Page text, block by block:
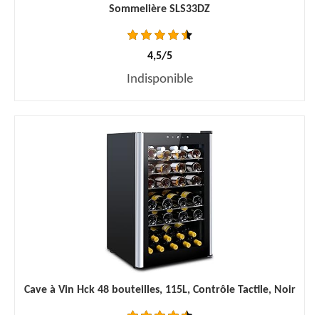
Sommelière SLS33DZ
4,5/5
Indisponible
Cave à Vin Hck 48 bouteilles, 115L, Contrôle Tactile, Noir